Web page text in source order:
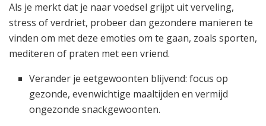
Als je merkt dat je naar voedsel grijpt uit verveling,
stress of verdriet, probeer dan gezondere manieren te
vinden om met deze emoties om te gaan, zoals sporten,
mediteren of praten met een vriend.
Verander je eetgewoonten blijvend: focus op
gezonde, evenwichtige maaltijden en vermijd
ongezonde snackgewoonten.